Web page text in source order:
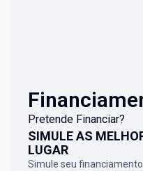
Pretende Financiar?
SIMULE AS
LUGAR
Simule seu